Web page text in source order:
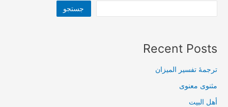
جستجو
Recent Posts
ترجمۀ تفسیر المیزان
مثنوی معنوی
أهل البيت